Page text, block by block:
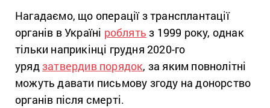
Нагадаємо, що операції з трансплантації
органів в Україні роблять з 1999 року, однак
тільки наприкінці грудня 2020-го
урядзатвердив порядок, за яким повнолітні
можуть давати письмову згоду на донорство
органів після смерті.